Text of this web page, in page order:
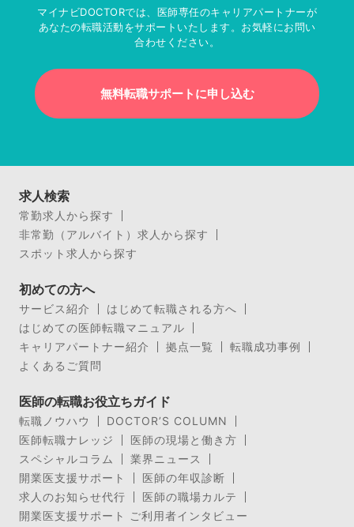
マイナビDOCTORでは、医師専任のキャリアパートナーが
あなたの転職活動をサポートいたします。お気軽にお問い
合わせください。
無料転職サポートに申し込む
求人検索
常勤求人から探す
非常勤（アルバイト）求人から探す
スポット求人から探す
初めての方へ
サービス紹介
はじめて転職される方へ
はじめての医師転職マニュアル
キャリアパートナー紹介
拠点一覧
転職成功事例
よくあるご質問
医師の転職お役立ちガイド
転職ノウハウ
DOCTOR’S COLUMN
医師転職ナレッジ
医師の現場と働き方
スペシャルコラム
業界ニュース
開業医支援サポート
医師の年収診断
求人のお知らせ代行
医師の職場カルテ
開業医支援サポート ご利用者インタビュー